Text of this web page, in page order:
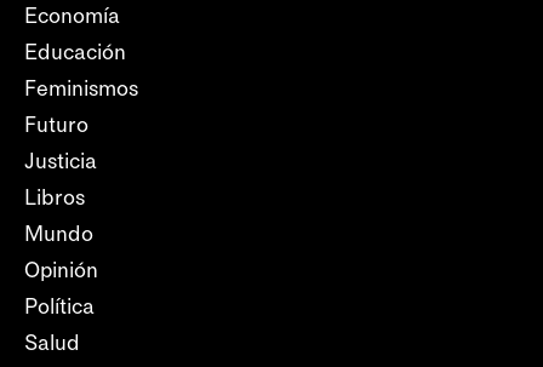
Economía
Educación
Feminismos
Futuro
Justicia
Libros
Mundo
Opinión
Política
Salud